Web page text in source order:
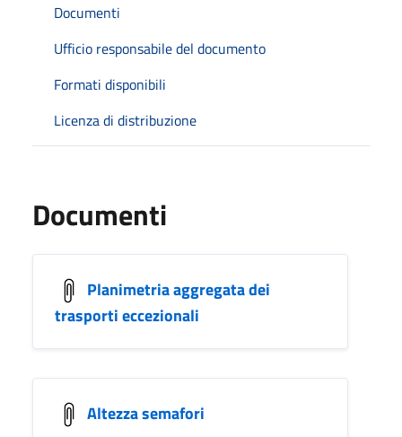
Documenti
Ufficio responsabile del documento
Formati disponibili
Licenza di distribuzione
Documenti
Planimetria aggregata dei
trasporti eccezionali
Altezza semafori